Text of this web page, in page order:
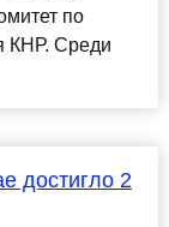
по
КНР. Среди
достигло 2